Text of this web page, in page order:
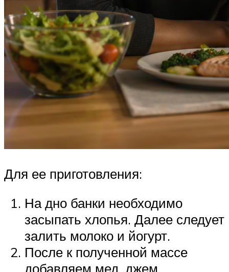
Для ее приготовления:
На дно банки необходимо
засыпать хлопья. Далее следует
залить молоко и йогурт.
После к полученной массе
добавляем мед, джем.